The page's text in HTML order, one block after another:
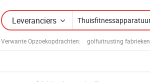
Leveranciers
Verwante Opzoekopdrachten: golfuitrusting fabrieken